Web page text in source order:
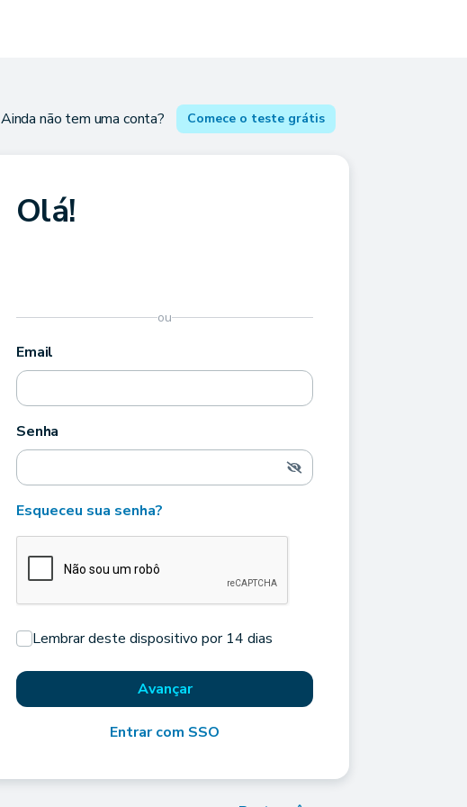
Ainda não tem uma conta? Comece o teste grátis
Olá!
ou
Email
Senha
Esqueceu sua senha?
Lembrar deste dispositivo por 14 dias
Avançar
Entrar com SSO